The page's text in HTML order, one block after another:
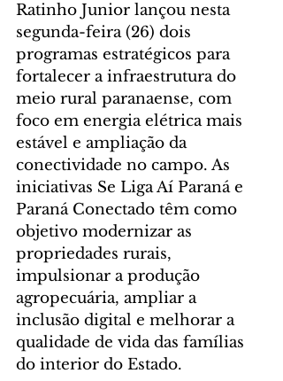
Ratinho Junior lançou nesta
segunda-feira (26) dois
programas estratégicos para
fortalecer a infraestrutura do
meio rural paranaense, com
foco em energia elétrica mais
estável e ampliação da
conectividade no campo. As
iniciativas Se Liga Aí Paraná e
Paraná Conectado têm como
objetivo modernizar as
propriedades rurais,
impulsionar a produção
agropecuária, ampliar a
inclusão digital e melhorar a
qualidade de vida das famílias
do interior do Estado.